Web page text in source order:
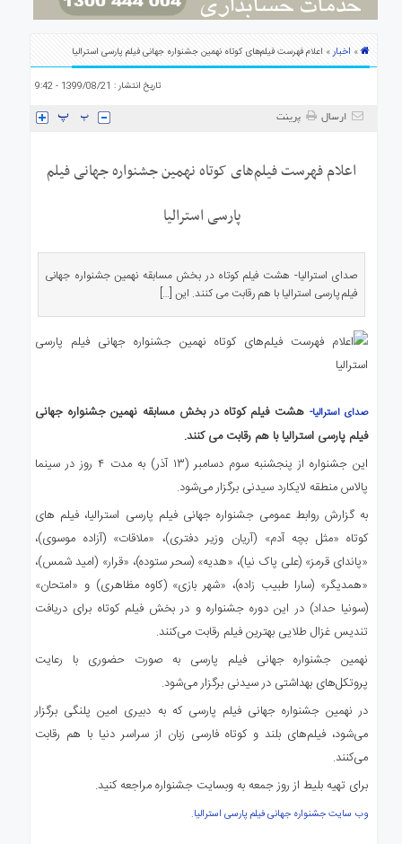
درباره» اخبار» اعلام فهرست فیلم‌های کوتاه نهمین جشنواره جهانی فیلم پارسی استرالیا
تاریخ انتشار : 1399/08/21 - 9:42
ارسال پرینت
اعلام فهرست فیلم‌های کوتاه نهمین جشنواره جهانی فیلم
پارسی استرالیا
صدای استرالیا- هشت فیلم کوتاه در بخش مسابقه نهمین جشنواره جهانی
فیلم پارسی استرالیا با هم رقابت می کنند. این […]
صدای استرالیا- هشت فیلم کوتاه در بخش مسابقه نهمین جشنواره جهانی
فیلم پارسی استرالیا با هم رقابت می کنند.
این جشنواره از پنجشنبه سوم دسامبر (۱۳ آذر) به مدت ۴ روز در سینما
پالاس منطقه لایکارد سیدنی برگزار می‌شود.
به گزارش روابط عمومی جشنواره جهانی فیلم پارسی استرالیا، فیلم های
کوتاه «مثل بچه آدم» (آریان وزیر دفتری)، «ملاقات» (آزاده موسوی)،
«پاندای قرمز» (علی پاک نیا)، «هدیه» (سحر ستوده)، «قرار» (امید شمس)،
«همدیگر» (سارا طبیب زاده)، «شهر بازی» (کاوه مظاهری) و «امتحان»
(سونیا حداد) در این دوره جشنواره و در بخش فیلم کوتاه برای دریافت
تندیس غزال طلایی بهترین فیلم رقابت می‌کنند.
نهمین جشنواره جهانی فیلم پارسی به صورت حضوری با رعایت
پروتکل‌های بهداشتی در سیدنی برگزار می‌شود.
در نهمین جشنواره جهانی فیلم پارسی که به دبیری امین پلنگی برگزار
می‌شود، فیلم‌های بلند و کوتاه فارسی زبان از سراسر دنیا با هم رقابت
می‌کنند.
برای تهیه بلیط از روز جمعه به وبسایت جشنواره مراجعه کنید.
وب سایت جشنواره جهانی فیلم پارسی استرالیا.